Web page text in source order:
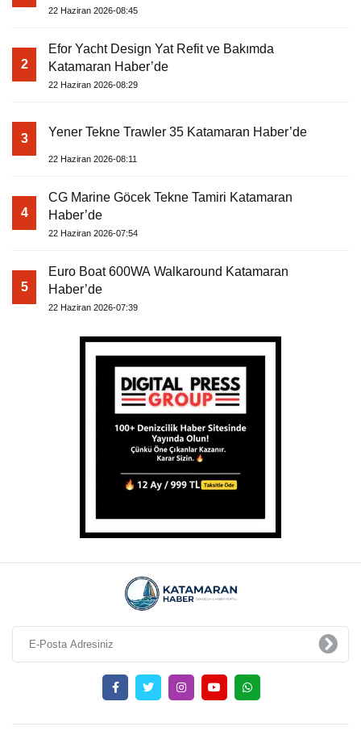
22 Haziran 2026-08:45
2
Efor Yacht Design Yat Refit ve Bakımda
Katamaran Haber’de
22 Haziran 2026-08:29
3 Yener Tekne Trawler 35 Katamaran Haber’de
22 Haziran 2026-08:11
4
CG Marine Göcek Tekne Tamiri Katamaran
Haber’de
22 Haziran 2026-07:54
5
Euro Boat 600WA Walkaround Katamaran
Haber’de
22 Haziran 2026-07:39